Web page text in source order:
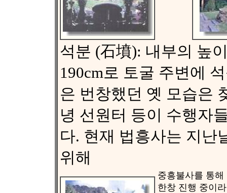
석분 (石墳): 내부의 높
190cm로 토굴 주변에
은 번창했던 옛 모습은
녕 선원터 등이 수행자
다. 현재 법흥사는 지난
위해
중흥불사를 통
한창 진행 중이